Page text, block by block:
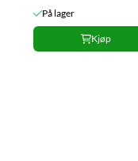
På lager
Kjøp